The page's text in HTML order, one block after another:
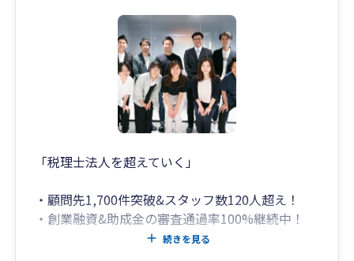
「税理士法人を超えていく」
・顧問先1,700件突破&スタッフ数120人超え！
・創業融資&助成金の審査通過率100%継続中！
（社会保険労務士法人併設）
続きを見る